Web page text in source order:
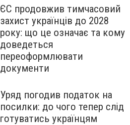
ЄС продовжив тимчасовий
захист українців до 2028
року: що це означає та кому
доведеться
переоформлювати
документи
Уряд погодив податок на
посилки: до чого тепер слід
готуватись українцям